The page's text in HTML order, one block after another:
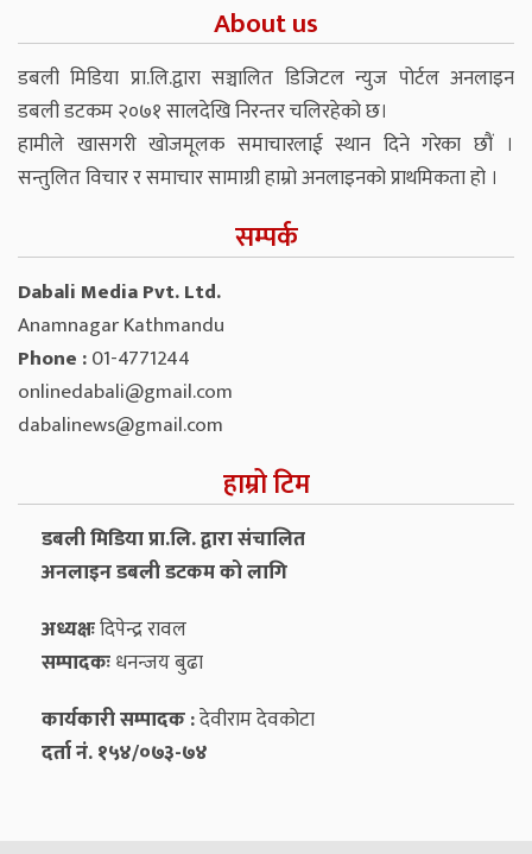
About us
डबली मिडिया प्रा.लि.द्वारा सञ्चालित डिजिटल न्युज पोर्टल अनलाइन
डबली डटकम २०७१ सालदेखि निरन्तर चलिरहेको छ।
हामीले खासगरी खोजमूलक समाचारलाई स्थान दिने गरेका छौं ।
सन्तुलित विचार र समाचार सामाग्री हाम्रो अनलाइनको प्राथमिकता हो ।
सम्पर्क
Dabali Media Pvt. Ltd.
Anamnagar Kathmandu
Phone :01-4771244
onlinedabali@gmail.com
dabalinews@gmail.com
हाम्रो टिम
डबली मिडिया प्रा.लि. द्वारा संचालित
अनलाइन डबली डटकम को लागि
अध्यक्षःदिपेन्द्र रावल
सम्पादकःधनन्‍जय बुढा
कार्यकारी सम्पादक :देवीराम देवकोटा
दर्ता नं. १५४/०७३-७४